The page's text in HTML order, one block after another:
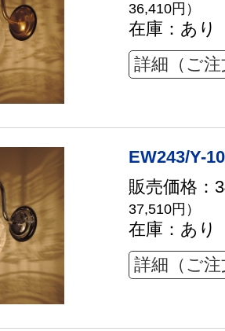
36,410円）
在庫：あり
詳細（ご
EW243/Y-
販売価格：
37,510円）
在庫：あり
詳細（ご